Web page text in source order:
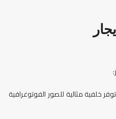
خلفية مثالية للصور الفوتوغرافية